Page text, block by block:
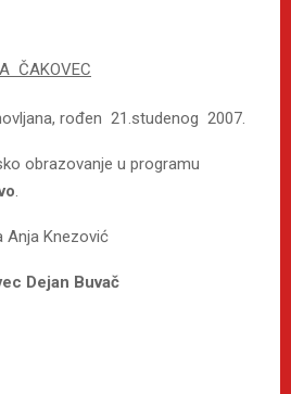
ČAKOVEC
rođen 21.studenog 2007.
obrazovanje u programu
Anja Knezović
Dejan Buvač